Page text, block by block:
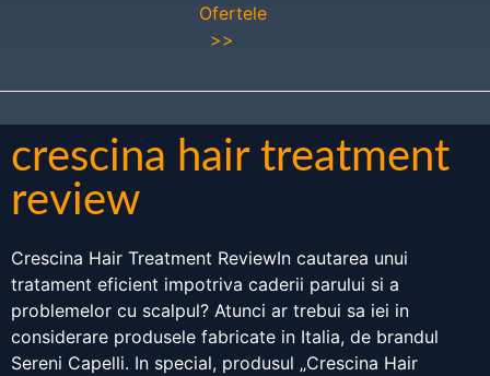
Ofertele
>>
crescina hair treatment
review
Crescina Hair Treatment ReviewIn cautarea unui
tratament eficient impotriva caderii parului si a
problemelor cu scalpul? Atunci ar trebui sa iei in
considerare produsele fabricate in Italia, de brandul
Sereni Capelli. In special, produsul „Crescina Hair